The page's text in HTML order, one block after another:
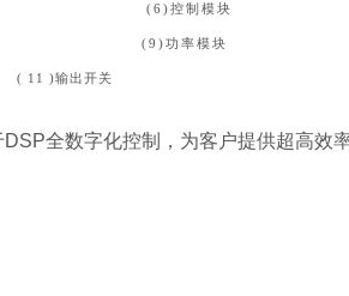
(6)控制模块
模块 (9)功率模块
( 11 )输出开关
全数字化控制，为客户提供超高效